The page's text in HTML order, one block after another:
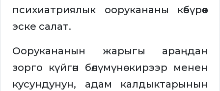
психиатриялык оорукананы көбүрөөк
эске салат.
Оорукананын жарыгы араңдан
зорго күйгөн бөлүмүнө кирээр менен
кусундунун, адам калдыктарынын